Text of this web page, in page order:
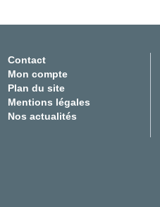
Contact
Mon compte
Plan du site
Mentions légales
Nos actualités